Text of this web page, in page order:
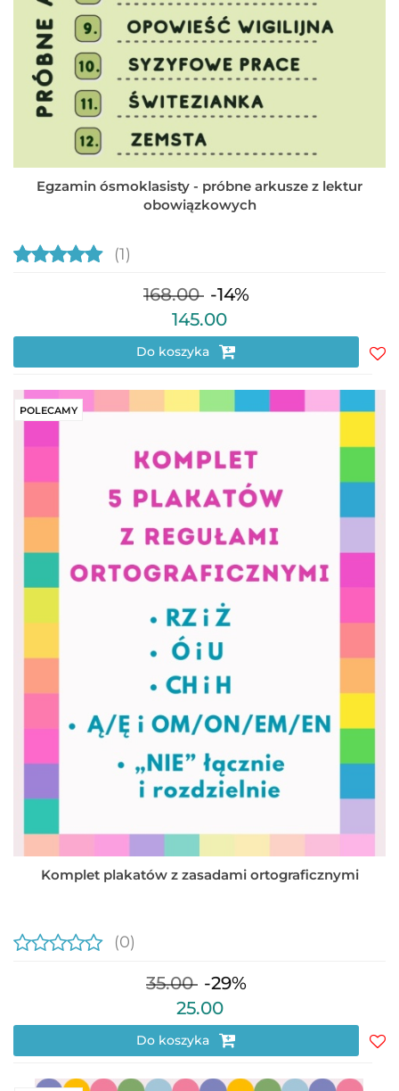
Egzamin ósmoklasisty - próbne arkusze z lektur
obowiązkowych
(1)
168.00 -14%
145.00
Do koszyka
POLECAMY
Komplet plakatów z zasadami ortograficznymi
(0)
35.00 -29%
25.00
Do koszyka